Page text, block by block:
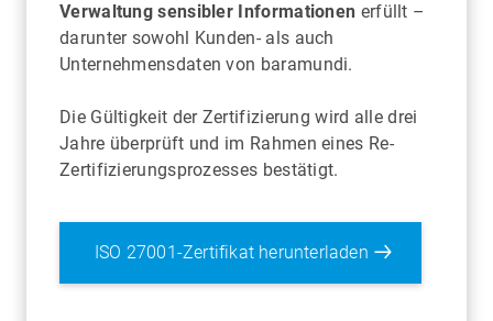
Verwaltung sensibler Informationen erfüllt –
darunter sowohl Kunden- als auch
Unternehmensdaten von baramundi.
Die Gültigkeit der Zertifizierung wird alle drei
Jahre überprüft und im Rahmen eines Re-
Zertifizierungsprozesses bestätigt.
ISO 27001-Zertifikat herunterladen